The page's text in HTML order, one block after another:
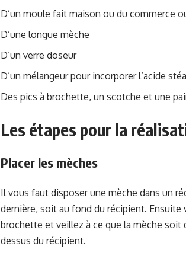
D’un moule fait maison ou du commerce
D’une longue mèche
D’un verre doseur
D’un mélangeur pour incorporer l’acide
Des pics à brochette, un scotche et une
Les étapes pour la
Placer les mèches
Il vous faut disposer une mèche dans un
dernière, soit au fond du récipient. Ensuite
brochette et veillez à ce que la mèche
dessus du récipient.